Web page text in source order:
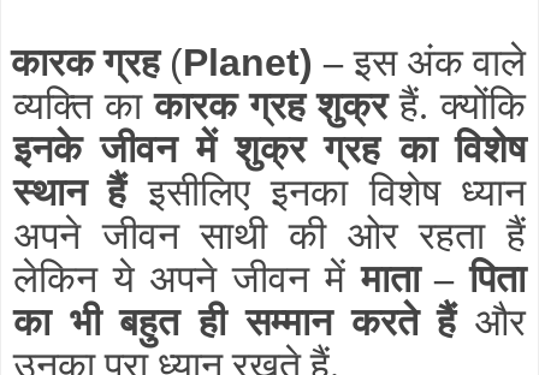
कारक ग्रह (Planet) –इस अंक वाले
व्यक्ति काकारक ग्रह शुक्रहैं. क्योंकि
इनके जीवन में शुक्र ग्रह का विशेष
स्थान हैंइसीलिए इनका विशेष ध्यान
अपने जीवन साथी की ओर रहता हैं
लेकिन ये अपने जीवन मेंमाता – पिता
का भी बहुत ही सम्मान करते हैं और
उनका पूरा ध्यान रखते हैं.